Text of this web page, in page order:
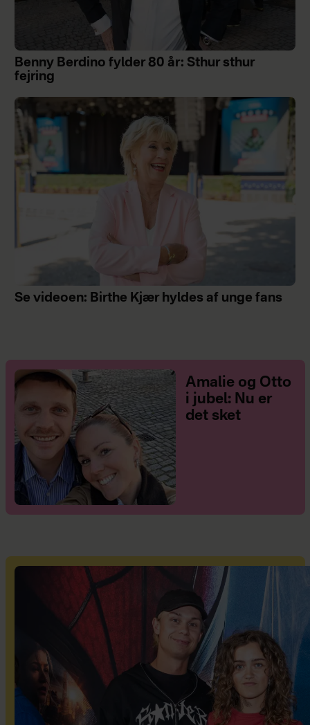
Benny Berdino fylder 80 år: Sthur sthur
fejring
Se videoen: Birthe Kjær hyldes af unge fans
Amalie og Otto
i jubel: Nu er
det sket